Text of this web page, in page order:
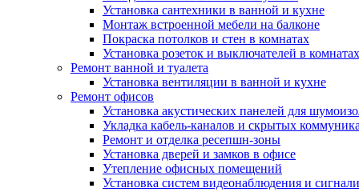
Установка сантехники в ванной и кухне
Монтаж встроенной мебели на балконе
Покраска потолков и стен в комнатах
Установка розеток и выключателей в комнатах
Ремонт ванной и туалета
Установка вентиляции в ванной и кухне
Ремонт офисов
Установка акустических панелей для
Укладка кабель-каналов и скрытых
Ремонт и отделка ресепшн-зоны
Установка дверей и замков в офисе
Утепление офисных помещений
Установка систем видеонаблюдения и